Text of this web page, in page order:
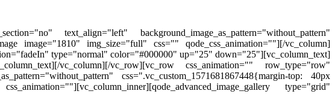
text_align="left" background_image_as_pattern="without_pattern"
image="1810" img_size="full" css="" qode_css_animation=""][/vc_column]
type="normal" color="#000000" up="25" down="25"][vc_column_text]
vc_column][/vc_row][vc_row css_animation="" row_type="row"
css=".vc_custom_1571681867448{margin-top: 40px
type="grid"